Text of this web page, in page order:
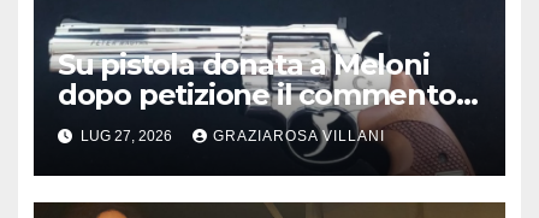
Su pistola donata a Meloni
dopo petizione il commento
del vescovo partenopeo
Mimmo Battaglia
LUG 27, 2026 GRAZIAROSA VILLANI